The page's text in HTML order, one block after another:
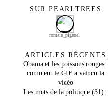
SUR PEARLTREES
romain_pigenel
ARTICLES RÉCENTS
Obama et les poissons rouges :
comment le GIF a vaincu la
vidéo
Les mots de la politique (31) :